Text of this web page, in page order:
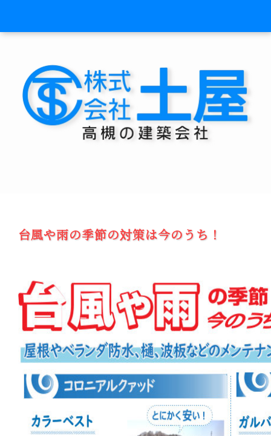
台風や雨の季節の対策は今のうち！